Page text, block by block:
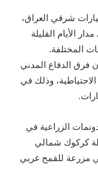
شرقي العراق،
الأيام القليلة
المختلفة.
فرق الدفاع المدني
وذلك في
الزراعية في
كركوك شمالي
مزرعة للقمح غربي